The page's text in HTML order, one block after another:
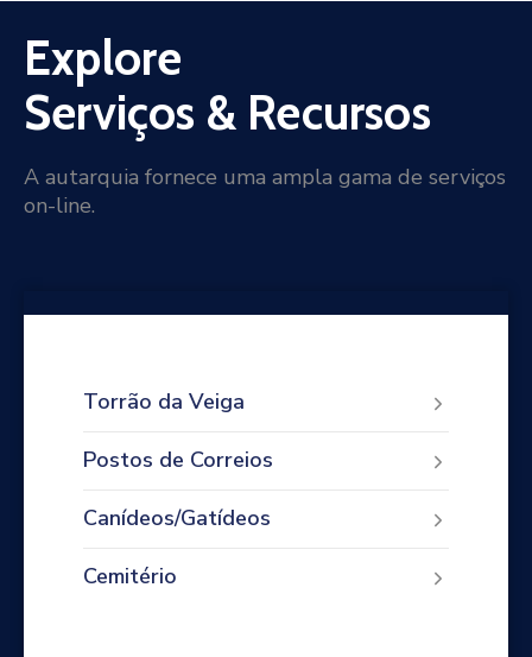
Explore
Serviços & Recursos
A autarquia fornece uma ampla gama de serviços
on-line.
Torrão da Veiga
Postos de Correios
Canídeos/Gatídeos
Cemitério